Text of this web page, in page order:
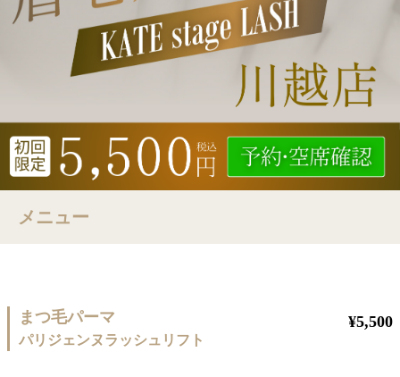
メニュー
まつ毛パーマ
パリジェンヌラッシュリフト
¥5,500